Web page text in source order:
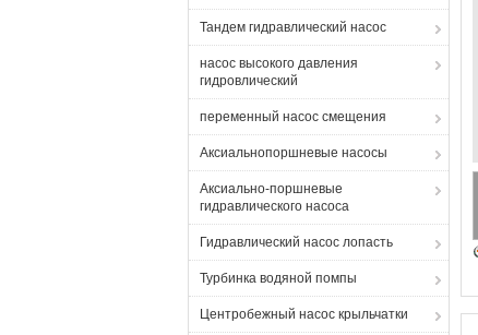
Тандем гидравлический насос
насос высокого давления
гидровлический
переменный насос смещения
Аксиальнопоршневые насосы
Аксиально-поршневые
гидравлического насоса
Гидравлический насос лопасть
Турбинка водяной помпы
Центробежный насос крыльчатки